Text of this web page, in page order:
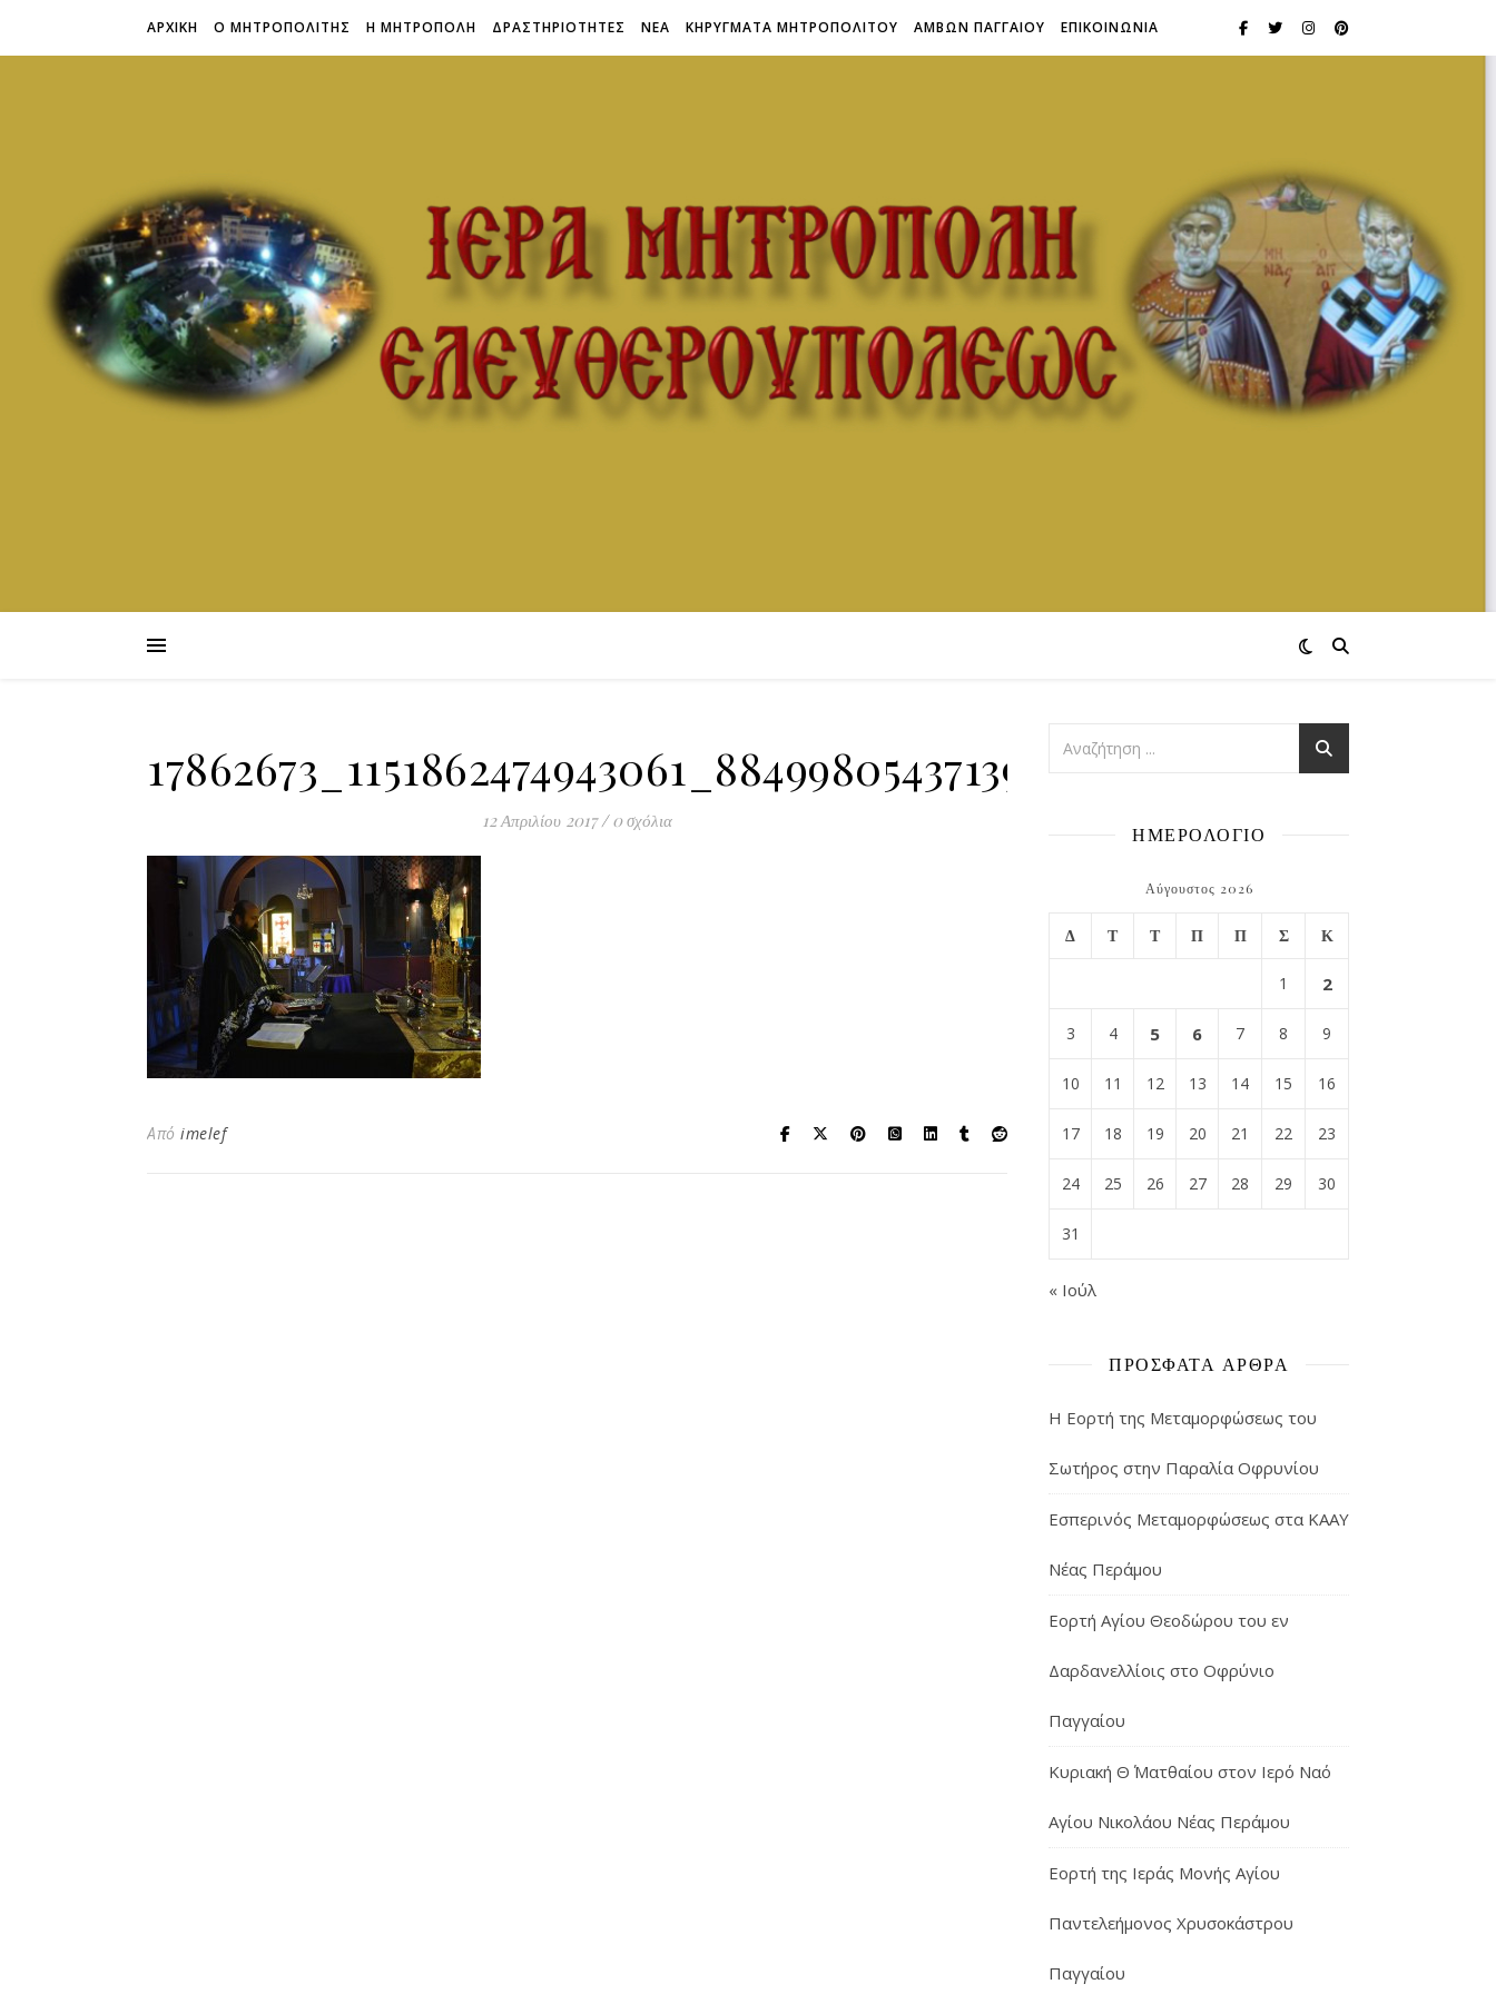
ΑΡΧΙΚΗ Ο ΜΗΤΡΟΠΟΛΙΤΗΣ Η ΜΗΤΡΟΠΟΛΗ ΔΡΑΣΤΗΡΙΟΤΗΤΕΣ ΝΕΑ ΚΗΡΥΓΜΑΤΑ ΜΗΤΡΟΠΟΛΙΤΟΥ ΑΜΒΩΝ ΠΑΓΓΑΙΟΥ ΕΠΙΚΟΙΝΩΝΙΑ
17862673_1151862474943061_8849980543713985369_n
12 Απριλίου 2017 / 0 σχόλια
Από imelef
ΗΜΕΡΟΛΟΓΙΟ
Αύγουστος 2026
Δ Τ Τ Π Π Σ Κ
1 2
3 4 5 6 7 8 9
10 11 12 13 14 15 16
17 18 19 20 21 22 23
24 25 26 27 28 29 30
31
« Ιούλ
ΠΡΌΣΦΑΤΑ ΆΡΘΡΑ
Η Εορτή της Μεταμορφώσεως του
Σωτήρος στην Παραλία Οφρυνίου
Εσπερινός Μεταμορφώσεως στα ΚΑΑΥ
Νέας Περάμου
Εορτή Αγίου Θεοδώρου του εν
Δαρδανελλίοις στο Οφρύνιο
Παγγαίου
Κυριακή Θ΄ Ματθαίου στον Ιερό Ναό
Αγίου Νικολάου Νέας Περάμου
Εορτή της Ιεράς Μονής Αγίου
Παντελεήμονος Χρυσοκάστρου
Παγγαίου